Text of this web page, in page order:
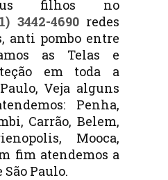
filhos no
3442-4690redes
anti pombo entre
as Telas e
em toda a
Veja alguns
Penha,
Carrão, Belem,
Mooca,
fim atendemos a
São Paulo.